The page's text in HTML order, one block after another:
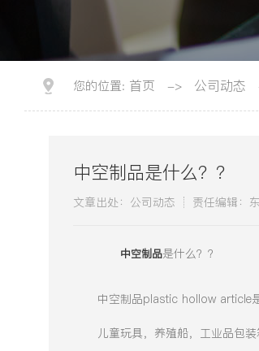
您的位置: 首页 -> 公司动态
中空制品是什么？？
文章出处：公司动态 责任编辑：
中空制品是什么？？
中空制品plastic hollow article是
儿童玩具，养殖船，工业品包装